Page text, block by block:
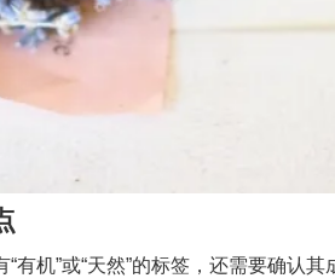
机”或“天然”的标签，还需要确认其